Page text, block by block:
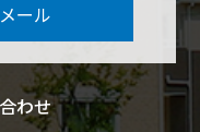
ール
わせ